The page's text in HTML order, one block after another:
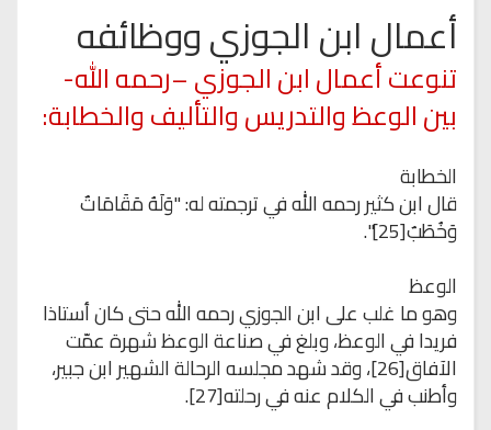
أعمال ابن الجوزي ووظائفه
تنوعت أعمال ابن الجوزي –رحمه الله-
بين الوعظ والتدريس والتأليف والخطابة:
الخطابة
قال ابن كثير رحمه الله في ترجمته له: "وَلَهُ مَقَامَاتٌ
وَخُطَبٌ[25]".
الوعظ
وهو ما غلب على ابن الجوزي رحمه الله حتى كان أستاذا
فريدا في الوعظ، وبلغ في صناعة الوعظ شهرة عمّت
الآفاق[26]، وقد شهد مجلسه الرحالة الشهير ابن جبير،
وأطنب في الكلام عنه في رحلته[27].